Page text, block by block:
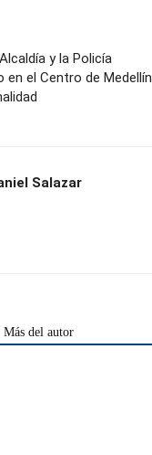
y la Policía
en el Centro de Medellín
Salazar
Más del autor